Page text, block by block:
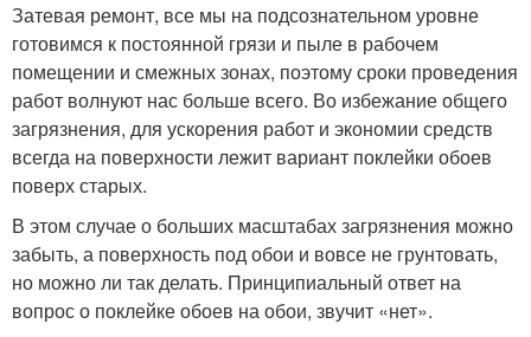
Затевая ремонт, все мы на подсознательном уровне
готовимся к постоянной грязи и пыле в рабочем
помещении и смежных зонах, поэтому сроки проведения
работ волнуют нас больше всего. Во избежание общего
загрязнения, для ускорения работ и экономии средств
всегда на поверхности лежит вариант поклейки обоев
поверх старых.
В этом случае о больших масштабах загрязнения можно
забыть, а поверхность под обои и вовсе не грунтовать,
но можно ли так делать. Принципиальный ответ на
вопрос о поклейке обоев на обои, звучит «нет».